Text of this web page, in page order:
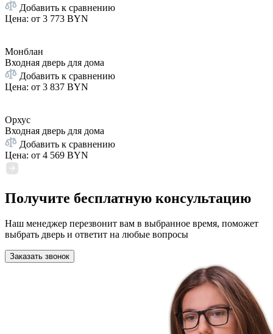
Добавить к сравнению
Цена: от 3 773 BYN
Монблан
Входная дверь для дома
Добавить к сравнению
Цена: от 3 837 BYN
Орхус
Входная дверь для дома
Добавить к сравнению
Цена: от 4 569 BYN
Получите бесплатную консультацию
Наш менеджер перезвонит вам в выбранное время, поможет
выбрать дверь и ответит на любые вопросы
Заказать звонок